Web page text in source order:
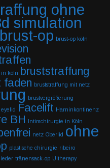
ohne
simulation
brust-op brust-op köln
in köln bruststraffung
faden bruststraffung mit netz
brustvergrößerung
eyelid Facelift Harninkontinenz
BH Intimchirurgie in Köln
netz Oberlid ohne
plastische chirurgie ribeiro
tränensack-op Ultherapy